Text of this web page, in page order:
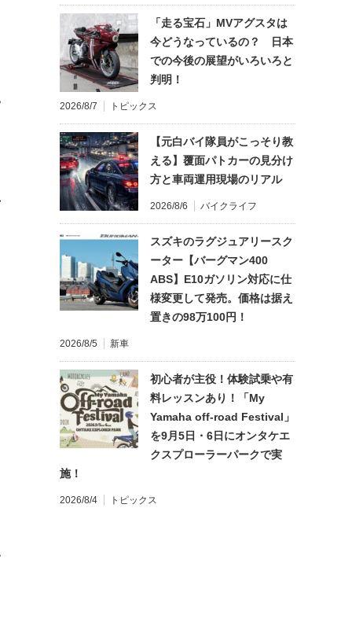
「走る宝石」MVアグスタは
今どうなっているの？ 日本
での今後の展望がいろいろと
判明！
2026/8/7 トピックス
【元白バイ隊員がこっそり教
える】覆面パトカーの見分け
方と車両運用現場のリアル
2026/8/6 バイクライフ
スズキのラグジュアリースク
ーター【バーグマン400
ABS】E10ガソリン対応に仕
様変更して発売。価格は据え
置きの98万100円！
2026/8/5 新車
初心者が主役！体験試乗や有
料レッスンあり！「My
Yamaha off-road Festival」
を9月5日・6日にオンタケエ
クスプローラーパークで実
施！
2026/8/4 トピックス